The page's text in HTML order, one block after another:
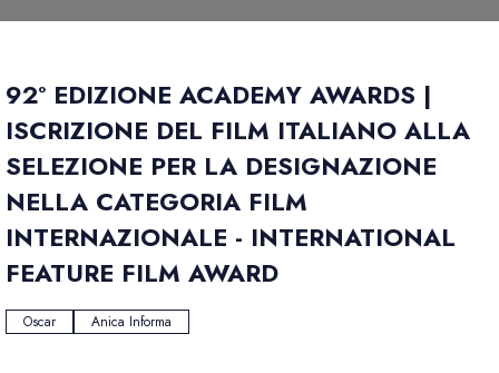
92° EDIZIONE ACADEMY AWARDS |
ISCRIZIONE DEL FILM ITALIANO ALLA
SELEZIONE PER LA DESIGNAZIONE
NELLA CATEGORIA FILM
INTERNAZIONALE - INTERNATIONAL
FEATURE FILM AWARD
Oscar Anica Informa